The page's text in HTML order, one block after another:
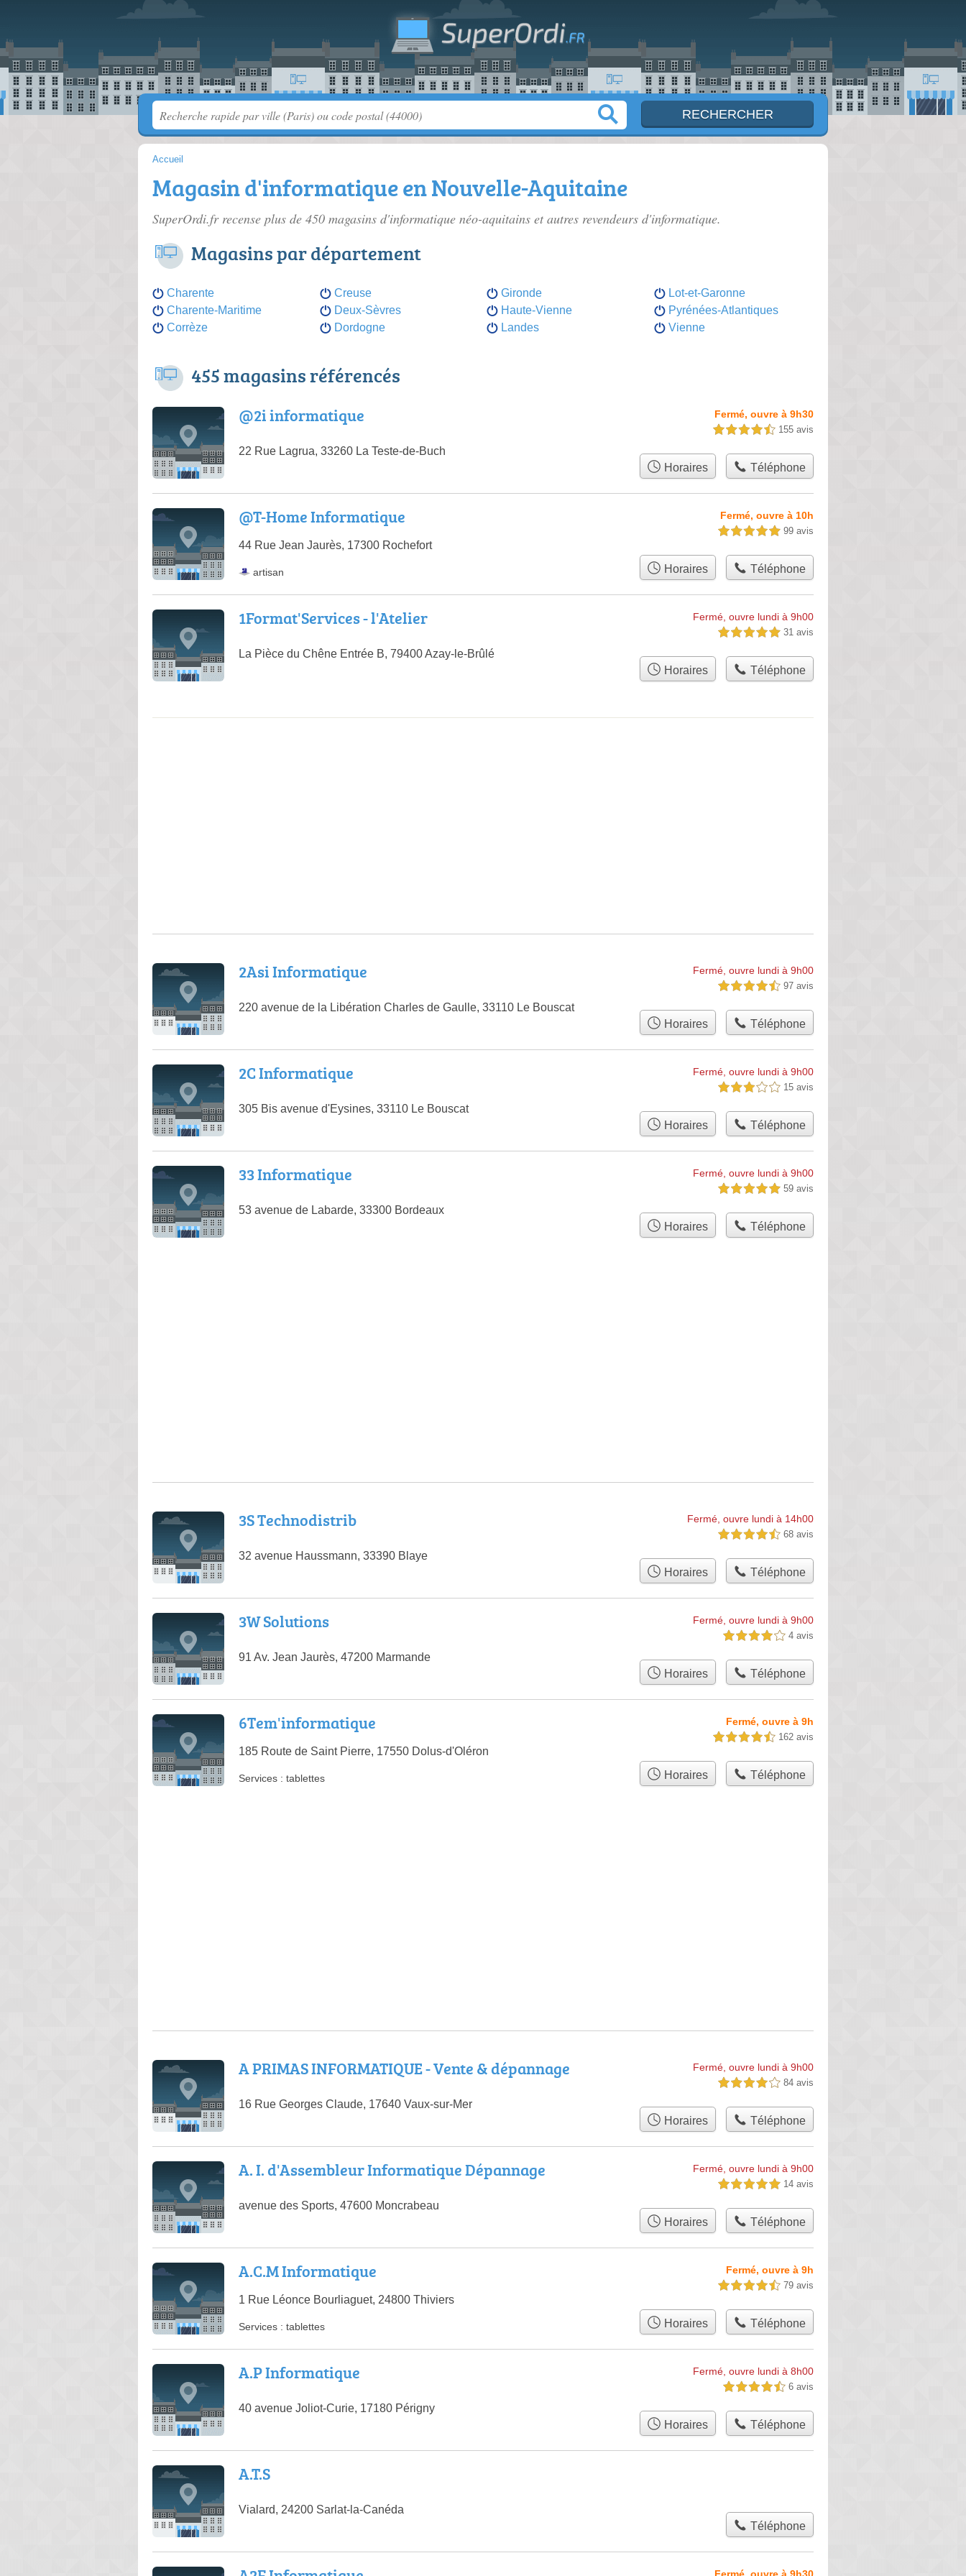
Accueil
Magasin d'informatique en Nouvelle-Aquitaine
SuperOrdi.fr recense plus de 450 magasins d'informatique néo-aquitains et autres revendeurs d'informatique.
Magasins par département
Charente
Charente-Maritime
Corrèze
Creuse
Deux-Sèvres
Dordogne
Gironde
Haute-Vienne
Landes
Lot-et-Garonne
Pyrénées-Atlantiques
Vienne
455 magasins référencés
@2i informatique
22 Rue Lagrua, 33260 La Teste-de-Buch
Fermé, ouvre à 9h30
4,5 étoiles sur 5 155 avis
Horaires Téléphone
@T-Home Informatique
44 Rue Jean Jaurès, 17300 Rochefort
Fermé, ouvre à 10h
5,0 étoiles sur 5 99 avis
artisan Horaires Téléphone
1Format'Services - l'Atelier
La Pièce du Chêne Entrée B, 79400 Azay-le-Brûlé
Fermé, ouvre lundi à 9h00
5,0 étoiles sur 5 31 avis
Horaires Téléphone
2Asi Informatique
220 avenue de la Libération Charles de Gaulle, 33110 Le Bouscat
Fermé, ouvre lundi à 9h00
4,5 étoiles sur 5 97 avis
Horaires Téléphone
2C Informatique
305 Bis avenue d'Eysines, 33110 Le Bouscat
Fermé, ouvre lundi à 9h00
3,0 étoiles sur 5 15 avis
Horaires Téléphone
33 Informatique
53 avenue de Labarde, 33300 Bordeaux
Fermé, ouvre lundi à 9h00
5,0 étoiles sur 5 59 avis
Horaires Téléphone
3S Technodistrib
32 avenue Haussmann, 33390 Blaye
Fermé, ouvre lundi à 14h00
4,5 étoiles sur 5 68 avis
Horaires Téléphone
3W Solutions
91 Av. Jean Jaurès, 47200 Marmande
Fermé, ouvre lundi à 9h00
4,0 étoiles sur 5 4 avis
Horaires Téléphone
6Tem'informatique
185 Route de Saint Pierre, 17550 Dolus-d'Oléron
Fermé, ouvre à 9h
4,5 étoiles sur 5 162 avis
Services : tablettes Horaires Téléphone
A PRIMAS INFORMATIQUE - Vente & dépannage
16 Rue Georges Claude, 17640 Vaux-sur-Mer
Fermé, ouvre lundi à 9h00
4,0 étoiles sur 5 84 avis
Horaires Téléphone
A. I. d'Assembleur Informatique Dépannage
avenue des Sports, 47600 Moncrabeau
Fermé, ouvre lundi à 9h00
5,0 étoiles sur 5 14 avis
Horaires Téléphone
A.C.M Informatique
1 Rue Léonce Bourliaguet, 24800 Thiviers
Fermé, ouvre à 9h
4,5 étoiles sur 5 79 avis
Services : tablettes Horaires Téléphone
A.P Informatique
40 avenue Joliot-Curie, 17180 Périgny
Fermé, ouvre lundi à 8h00
4,5 étoiles sur 5 6 avis
Horaires Téléphone
A.T.S
Vialard, 24200 Sarlat-la-Canéda
Téléphone